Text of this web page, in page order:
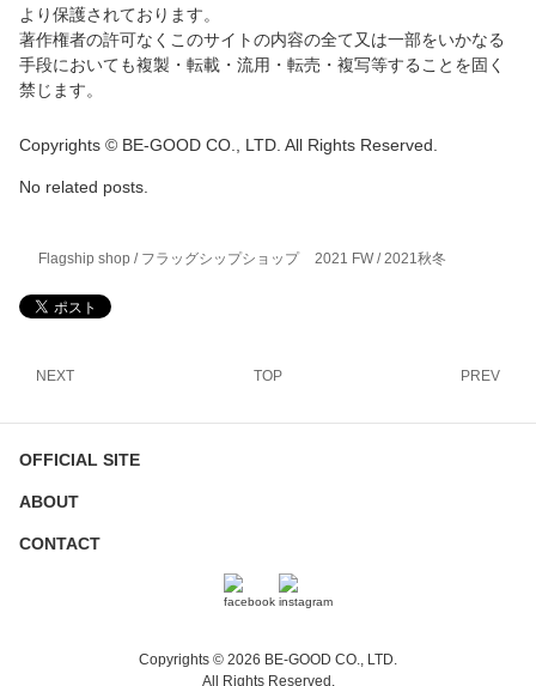
より保護されております。
著作権者の許可なくこのサイトの内容の全て又は一部をいかなる
手段においても複製・転載・流用・転売・複写等することを固く
禁じます。
Copyrights © BE-GOOD CO., LTD. All Rights Reserved.
No related posts.
Flagship shop / フラッグシップショップ 2021 FW / 2021秋冬
NEXT TOP PREV
OFFICIAL SITE
ABOUT
CONTACT
Copyrights © 2026 BE-GOOD CO., LTD.
All Rights Reserved.